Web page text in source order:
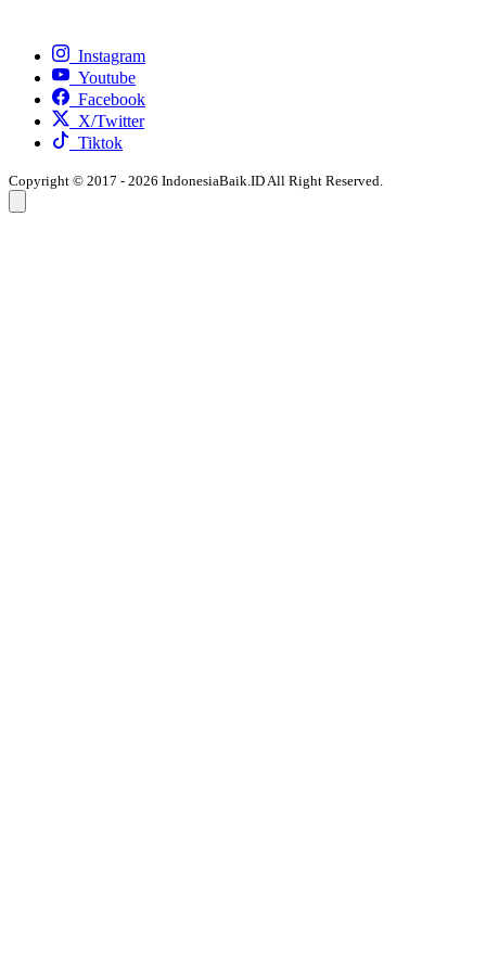
Instagram
Youtube
Facebook
X/Twitter
Tiktok
Copyright © 2017 - 2026 IndonesiaBaik.ID All Right Reserved.